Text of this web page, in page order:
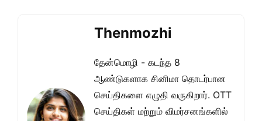
Thenmozhi
தேன்மொழி - கடந்த 8
ஆண்டுகளாக சினிமா தொடர்பான
செய்திகளை எழுதி வருகிறார். OTT
செய்திகள் மற்றும் விமர்சனங்களில்